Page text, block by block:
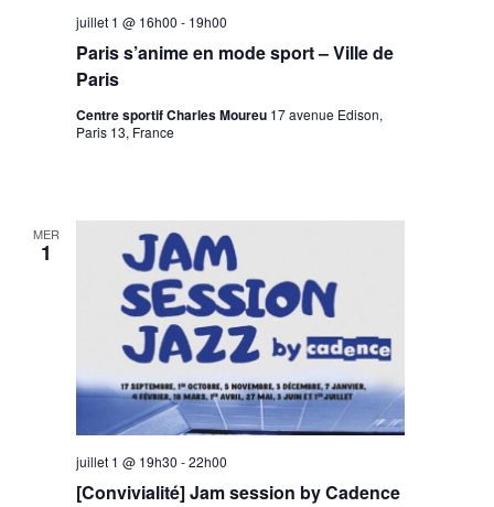
Paris s’anime en mode sport – Ville de
Paris
juillet 1 @ 16h00 - 19h00
Centre sportif Charles Moureu 17 avenue Edison,
Paris 13, France
MER
1
[Convivialité] Jam session by Cadence
juillet 1 @ 19h30 -22h00